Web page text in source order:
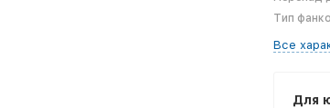
Тип
Все
Для